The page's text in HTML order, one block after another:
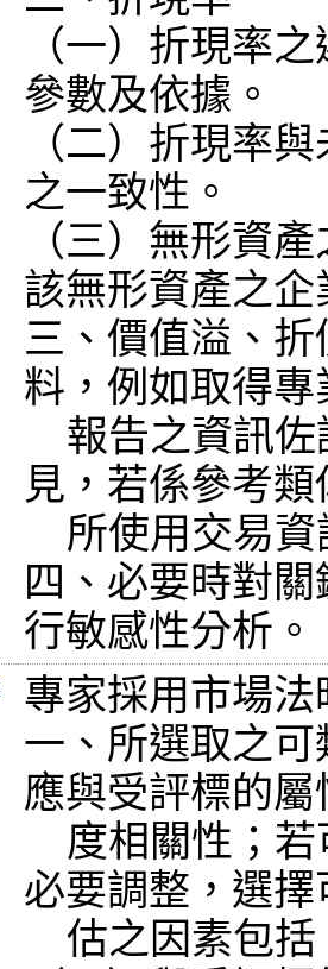
（一）折現率
參數及依據。
（二）折現率
之一致性。
（三）無形資
該無形資產之
三、價值溢、
料，例如取得
見，若係參考
四、必要時對
行敏感性分析。
專家採用市場
一、所選取之
應與受評標的
必要調整，選